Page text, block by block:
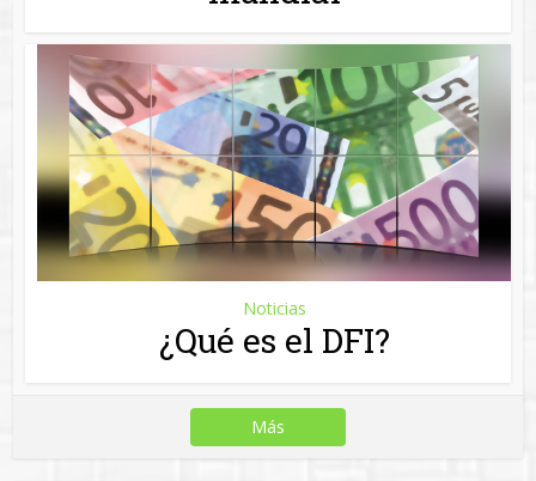
Buscar
Entradas recientes
Reducir facturas de luz y gas con Eligenio: consejos y
Descubre con José Miguel Jiménez cómo aumentar la
rentabilidad de tu empresa